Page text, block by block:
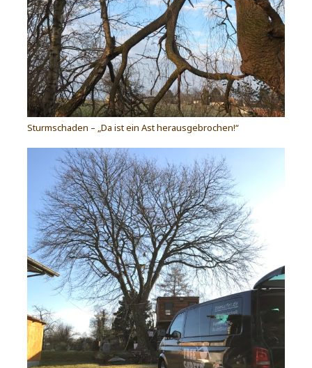
Sturmschaden – „Da ist ein Ast herausgebrochen!“